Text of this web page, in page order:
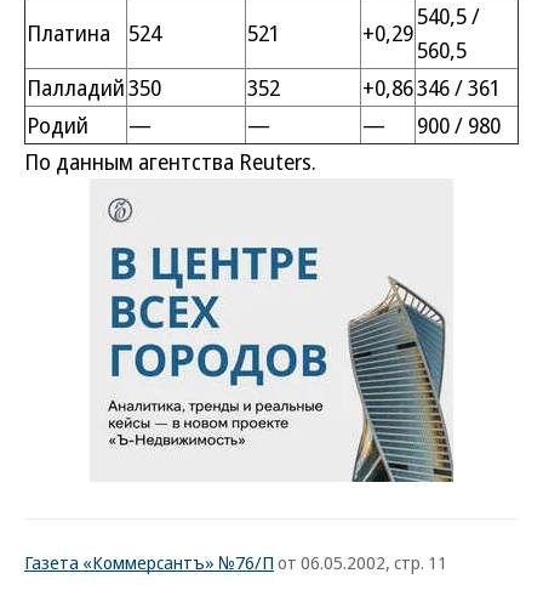
Платина
524 521 +0,29
540,5 /
560,5
Палладий350 352 +0,86346 / 361
Родий
— — —
900 / 980
По данным агентства Reuters.
Газета «Коммерсантъ» №76/П от 06.05.2002, стр. 11